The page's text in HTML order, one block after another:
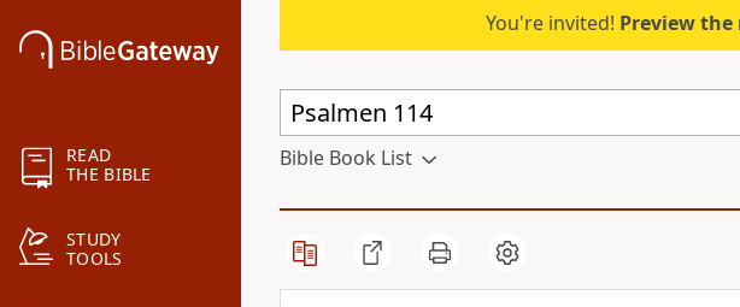
READ
THE BIBLE
STUDY
TOOLS
You're invited! Preview the
Bible Book List